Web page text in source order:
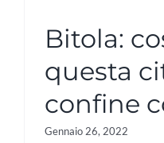
Bitola:
questa
confine
Gennaio 26, 2022